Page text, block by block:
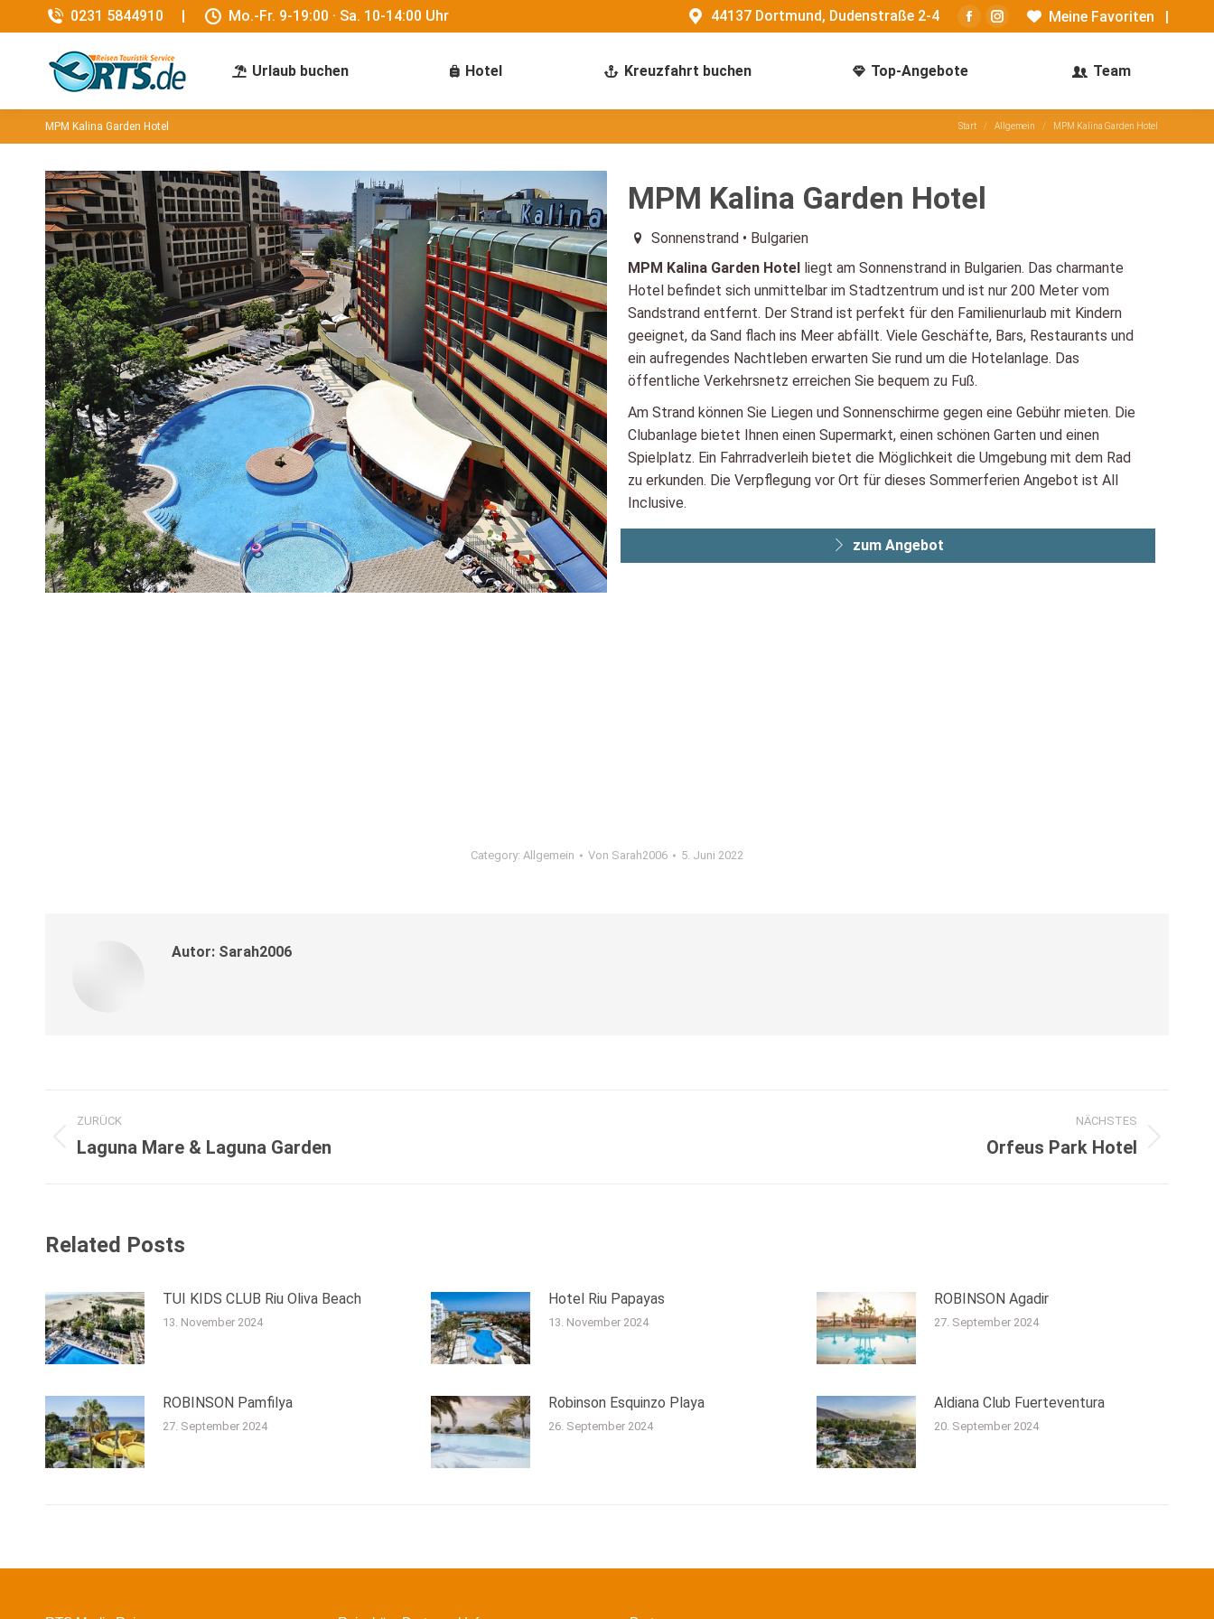
0231 5844910 | Mo.-Fr. 9-19:00 · Sa. 10-14:00 Uhr 44137 Dortmund, Dudenstraße 2-4
Facebook
opens
new
window
Instagram
new
window
Meine Favoriten |
Urlaub buchen Hotel Kreuzfahrt buchen Top-Angebote Team
MPM Kalina Garden Hotel Sie befinden sich hier:
Start Allgemein MPM Kalina Garden Hotel
MPM Kalina Garden Hotel
Sonnenstrand • Bulgarien
MPM Kalina Garden Hotel liegt am Sonnenstrand in Bulgarien. Das charmante
Hotel befindet sich unmittelbar im Stadtzentrum und ist nur 200 Meter vom
Sandstrand entfernt. Der Strand ist perfekt für den Familienurlaub mit Kindern
geeignet, da Sand flach ins Meer abfällt. Viele Geschäfte, Bars, Restaurants und
ein aufregendes Nachtleben erwarten Sie rund um die Hotelanlage. Das
öffentliche Verkehrsnetz erreichen Sie bequem zu Fuß.
Am Strand können Sie Liegen und Sonnenschirme gegen eine Gebühr mieten. Die
Clubanlage bietet Ihnen einen Supermarkt, einen schönen Garten und einen
Spielplatz. Ein Fahrradverleih bietet die Möglichkeit die Umgebung mit dem Rad
zu erkunden. Die Verpflegung vor Ort für dieses Sommerferien Angebot ist All
Inclusive.
zum Angebot
Category: Allgemein Von Sarah2006 5. Juni 2022
Autor: Sarah2006
Kommentarnavigation
ZURÜCK
Vorheriger
Laguna Mare & Laguna Garden
NÄCHSTES
Orfeus Park Hotel
Related Posts
TUI KIDS CLUB Riu Oliva Beach
13. November 2024
Hotel Riu Papayas
13. November 2024
ROBINSON Agadir
27. September 2024
ROBINSON Pamfilya
27. September 2024
Robinson Esquinzo Playa
26. September 2024
Aldiana Club Fuerteventura
20. September 2024